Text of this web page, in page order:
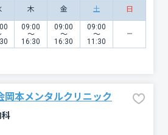
木 金 土 日
09:00
〜
16:30
09:00
〜
16:30
09:00
〜
11:30
岡本メンタルクリニック
科